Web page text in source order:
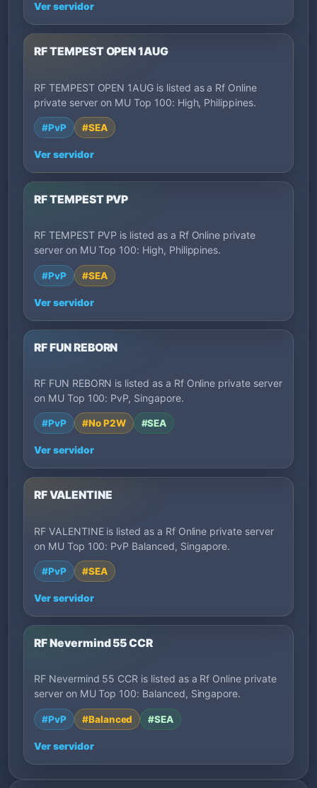
Ver servidor
RF TEMPEST OPEN 1AUG
RF TEMPEST OPEN 1AUG is listed as a Rf Online
private server on MU Top 100: High, Philippines.
#PvP #SEA
Ver servidor
RF TEMPEST PVP
RF TEMPEST PVP is listed as a Rf Online private
server on MU Top 100: High, Philippines.
#PvP #SEA
Ver servidor
RF FUN REBORN
RF FUN REBORN is listed as a Rf Online private server
on MU Top 100: PvP, Singapore.
#PvP #No P2W #SEA
Ver servidor
RF VALENTINE
RF VALENTINE is listed as a Rf Online private server
on MU Top 100: PvP Balanced, Singapore.
#PvP #SEA
Ver servidor
RF Nevermind 55 CCR
RF Nevermind 55 CCR is listed as a Rf Online private
server on MU Top 100: Balanced, Singapore.
#PvP #Balanced #SEA
Ver servidor